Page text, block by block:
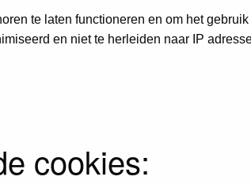
te laten functioneren en om het
en niet te herleiden naar IP
cookies:
Maandopdracht